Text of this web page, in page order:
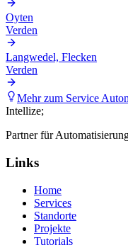
Oyten
Verden
Langwedel, Flecken
Verden
Mehr zum Service
Intellize;
Partner für
Links
Home
Services
Standorte
Projekte
Tutorials